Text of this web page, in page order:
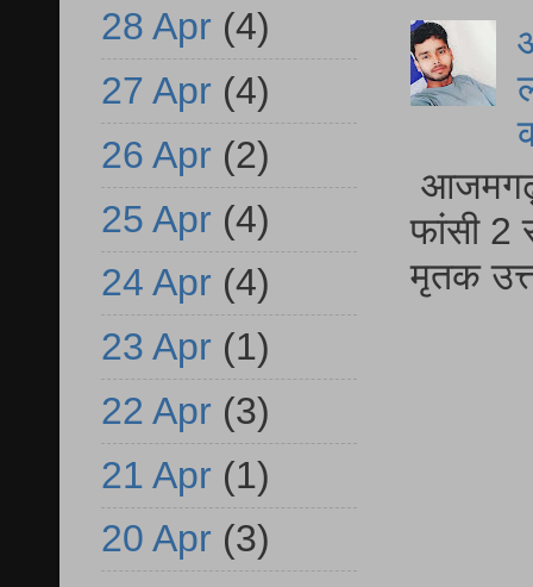
आजमगढ़
फांसी 2
मृतक
28 Apr (4)
27 Apr (4)
26 Apr (2)
25 Apr (4)
24 Apr (4)
23 Apr (1)
22 Apr (3)
21 Apr (1)
20 Apr (3)